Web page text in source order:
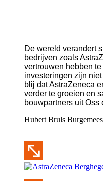
De wereld verandert
bedrijven zoals
vertrouwen hebben
investeringen zijn
blij dat AstraZeneca
verder te groeien en
bouwpartners uit Oss
Hubert Bruls